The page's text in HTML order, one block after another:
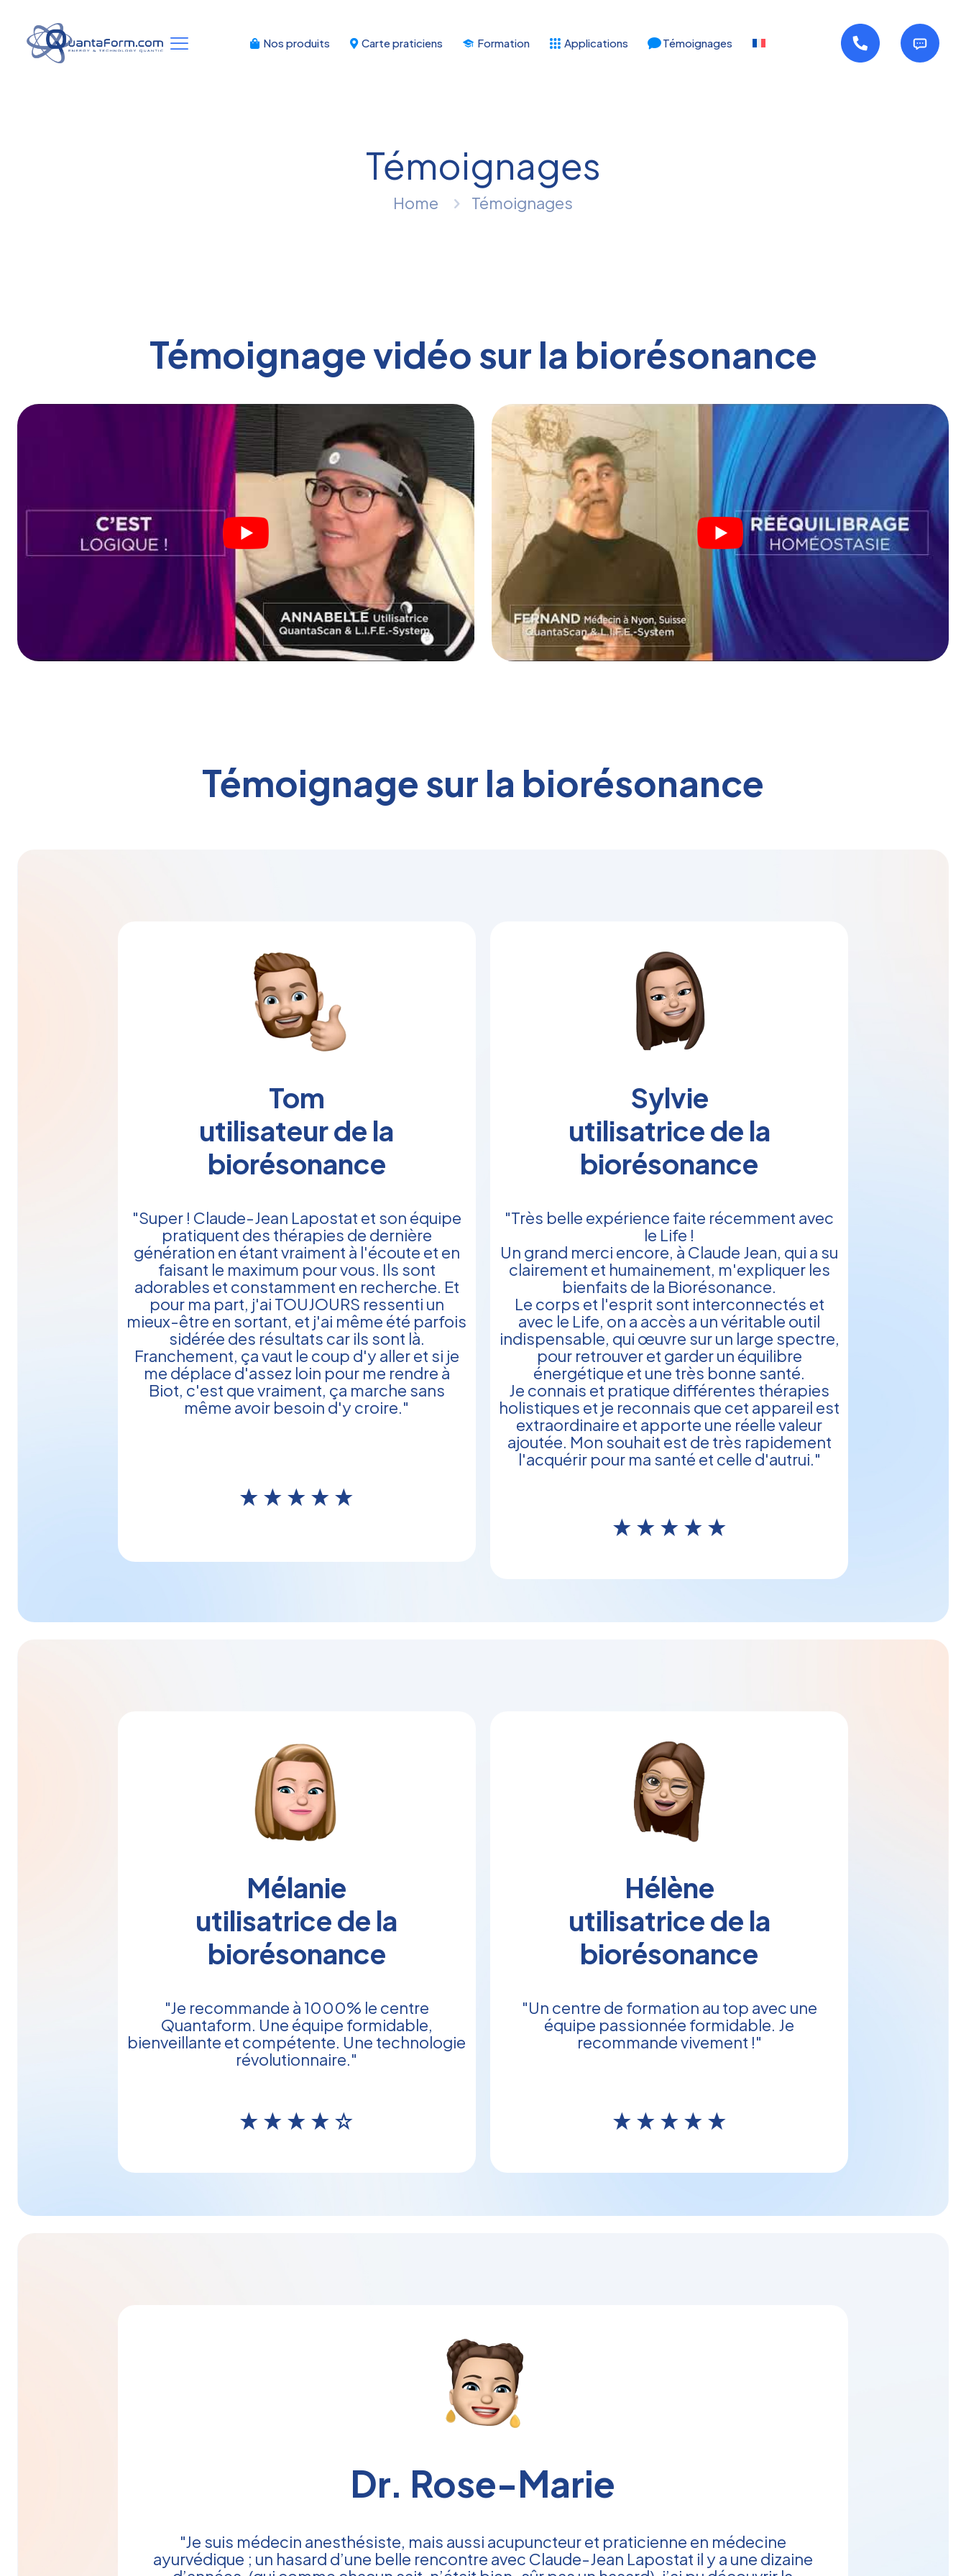
Nos produits Carte praticiens Formation Applications Témoignages
Témoignages
Home Témoignages
Témoignage vidéo sur la biorésonance
Témoignage sur la biorésonance
Tom
utilisateur de la
biorésonance
"Super ! Claude-Jean Lapostat et son équipe
pratiquent des thérapies de dernière
génération en étant vraiment à l'écoute et en
faisant le maximum pour vous. Ils sont
adorables et constamment en recherche. Et
pour ma part, j'ai TOUJOURS ressenti un
mieux-être en sortant, et j'ai même été parfois
sidérée des résultats car ils sont là.
Franchement, ça vaut le coup d'y aller et si je
me déplace d'assez loin pour me rendre à
Biot, c'est que vraiment, ça marche sans
même avoir besoin d'y croire."
Sylvie
utilisatrice de la
biorésonance
"Très belle expérience faite récemment avec
le Life !
Un grand merci encore, à Claude Jean, qui a su
clairement et humainement, m'expliquer les
bienfaits de la Biorésonance.
Le corps et l'esprit sont interconnectés et
avec le Life, on a accès a un véritable outil
indispensable, qui œuvre sur un large spectre,
pour retrouver et garder un équilibre
énergétique et une très bonne santé.
Je connais et pratique différentes thérapies
holistiques et je reconnais que cet appareil est
extraordinaire et apporte une réelle valeur
ajoutée. Mon souhait est de très rapidement
l'acquérir pour ma santé et celle d'autrui."
Mélanie
utilisatrice de la
biorésonance
"Je recommande à 1000% le centre
Quantaform. Une équipe formidable,
bienveillante et compétente. Une technologie
révolutionnaire."
Hélène
utilisatrice de la
biorésonance
"Un centre de formation au top avec une
équipe passionnée formidable. Je
recommande vivement !"
Dr. Rose-Marie
"Je suis médecin anesthésiste, mais aussi acupuncteur et praticienne en médecine
ayurvédique ; un hasard d’une belle rencontre avec Claude-Jean Lapostat il y a une dizaine